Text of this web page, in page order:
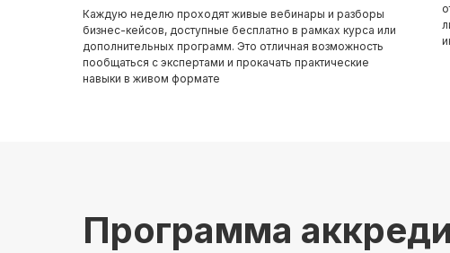
Каждую неделю проходят живые вебинары и разборы
бизнес-кейсов, доступные бесплатно в рамках курса или
дополнительных программ. Это отличная возможность
пообщаться с экспертами и прокачать практические
навыки в живом формате
Программа